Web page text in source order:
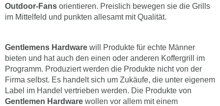
Outdoor-Fans orientieren. Preislich bewegen sie die Grills
im Mittelfeld und punkten allesamt mit Qualität.
Gentlemens Hardware will Produkte für echte Männer
bieten und hat auch den einen oder anderen Koffergrill im
Programm. Produziert werden die Produkte nicht von der
Firma selbst. Es handelt sich um Zukäufe, die unter eigenem
Label im Handel vertrieben werden. Die Produkte von
Gentlemen Hardware wollen vor allem mit einem